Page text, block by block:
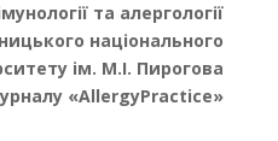
та алергології
національного
ім. М.І. Пирогова
«AllergyPractice»